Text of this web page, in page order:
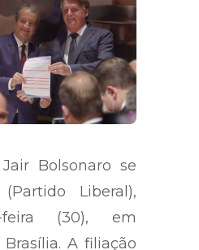
Bolsonaro se
Liberal),